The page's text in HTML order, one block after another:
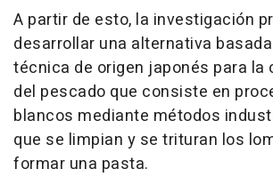
A partir de esto, la investigación
desarrollar una alternativa
técnica de origen japonés para la
del pescado que consiste en
blancos mediante métodos
que se limpian y se trituran los
formar una pasta.